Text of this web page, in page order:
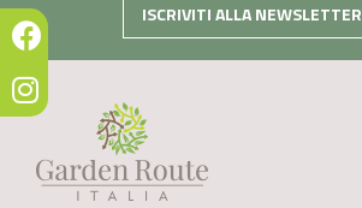
ISCRIVITI ALLA NEWSLETTER